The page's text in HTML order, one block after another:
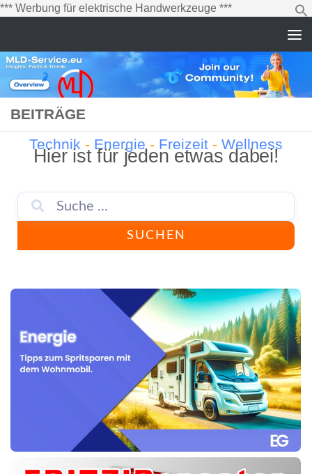
*** Werbung für elektrische Handwerkzeuge ***
Inhalt
BEITRÄGE
Technik - Energie - Freizeit - Wellness
Hier ist für jeden etwas dabei!
SUCHEN